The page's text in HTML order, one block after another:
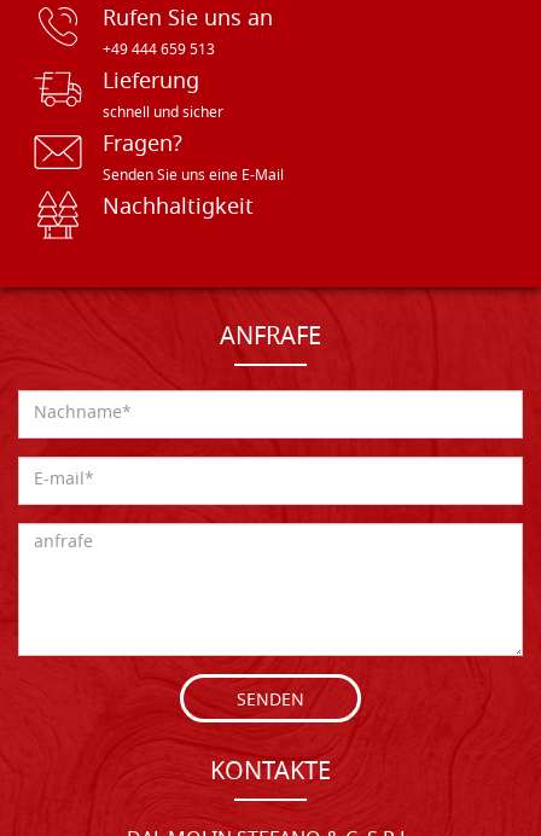
Rufen Sie uns an
+49 444 659 513
Lieferung
schnell und sicher
Fragen?
Senden Sie uns eine E-Mail
Nachhaltigkeit
ANFRAFE
SENDEN
KONTAKTE